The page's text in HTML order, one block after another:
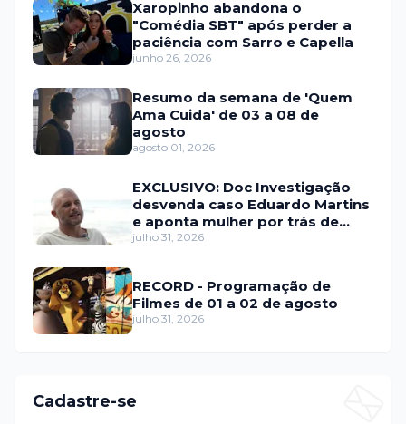
Xaropinho abandona o
"Comédia SBT" após perder a
paciência com Sarro e Capella
junho 26, 2026
Resumo da semana de 'Quem
Ama Cuida' de 03 a 08 de
agosto
agosto 01, 2026
EXCLUSIVO: Doc Investigação
desvenda caso Eduardo Martins
e aponta mulher por trás de
fraude internacional
julho 31, 2026
RECORD - Programação de
Filmes de 01 a 02 de agosto
julho 31, 2026
Cadastre-se